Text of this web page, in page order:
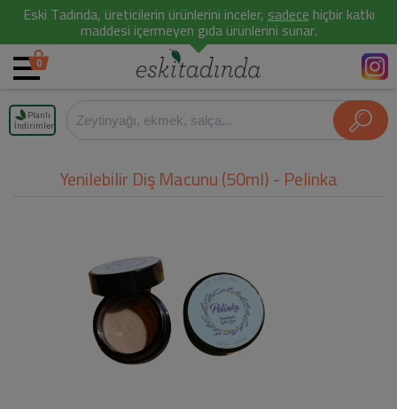
Eski Tadında, üreticilerin ürünlerini inceler,sadecehiçbir katkı
maddesi içermeyen gıda ürünlerini sunar.
0
Planlı
İndirimler
Yenilebilir Diş Macunu (50ml) - Pelinka